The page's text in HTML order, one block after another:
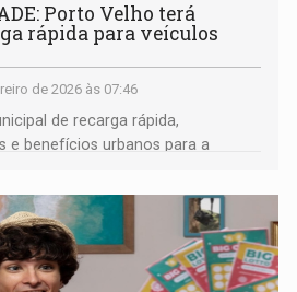
Porto Velho terá
rápida para veículos
de 2026 às 07:46
de recarga rápida,
e benefícios urbanos para a